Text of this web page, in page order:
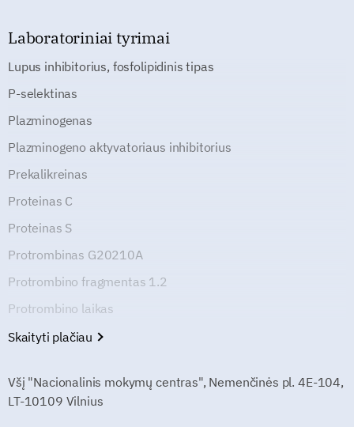
Laboratoriniai tyrimai
Lupus inhibitorius, fosfolipidinis tipas
P-selektinas
Plazminogenas
Plazminogeno aktyvatoriaus inhibitorius
Prekalikreinas
Proteinas C
Proteinas S
Protrombinas G20210A
Protrombino fragmentas 1.2
Protrombino laikas
Skaityti plačiau
Všį "Nacionalinis mokymų centras", Nemenčinės pl. 4E-104,
LT-10109 Vilnius